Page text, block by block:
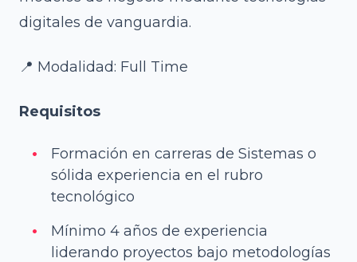
digitales de vanguardia.
📍 Modalidad: Full Time
Requisitos
Formación en carreras de Sistemas o
sólida experiencia en el rubro
tecnológico
Mínimo 4 años de experiencia
liderando proyectos bajo metodologías